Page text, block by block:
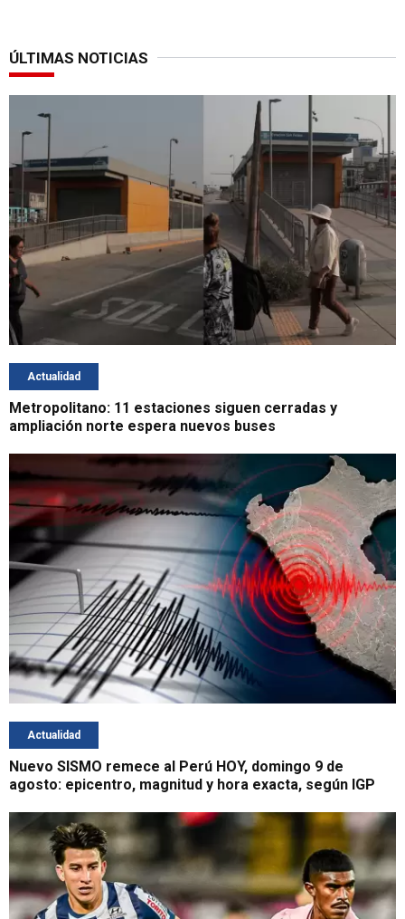
ÚLTIMAS NOTICIAS
Actualidad
Metropolitano: 11 estaciones siguen cerradas y
ampliación norte espera nuevos buses
Actualidad
Nuevo SISMO remece al Perú HOY, domingo 9 de
agosto: epicentro, magnitud y hora exacta, según IGP